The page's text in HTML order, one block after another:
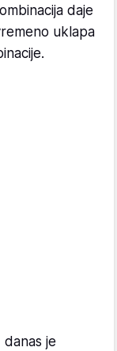
daje
uklapa
je